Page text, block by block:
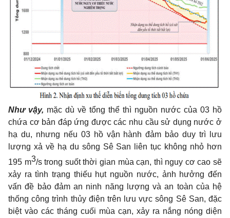
Như vậy, mặc dù về tổng thể thì nguồn nước của 03 hồ
chứa cơ bản đáp ứng được các nhu cầu sử dụng nước ở
hạ du, nhưng nếu 03 hồ vận hành đảm bảo duy trì lưu
lượng xả về hạ du sông Sê San liên tục không nhỏ hơn
195 m3/s trong suốt thời gian mùa cạn, thì nguy cơ cao sẽ
xảy ra tình trạng thiếu hụt nguồn nước, ảnh hưởng đến
vấn đề bảo đảm an ninh năng lượng và an toàn của hệ
thống công trình thủy điện trên lưu vực sông Sê San, đặc
biệt vào các tháng cuối mùa cạn, xảy ra nắng nóng diện